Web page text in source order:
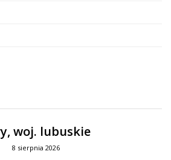
woj. lubuskie
8 sierpnia 2026